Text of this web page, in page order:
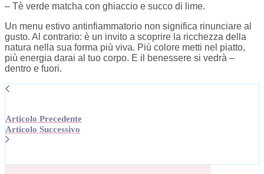
– Tè verde matcha con ghiaccio e succo di lime.
Un menu estivo antinfiammatorio non significa rinunciare al
gusto. Al contrario: è un invito a scoprire la ricchezza della
natura nella sua forma più viva. Più colore metti nel piatto,
più energia darai al tuo corpo. E il benessere si vedrà –
dentro e fuori.
Articolo Precedente
Articolo Successivo